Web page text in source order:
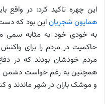
این چهره تاکید کرد: در واقع
همایون شجریاناین بود که دست
حاکمیت در مردم را برای
مردم خودشان بودند که در
همچنین به رغم خواست دشمن که
و موشک باران در شهر ماندند و